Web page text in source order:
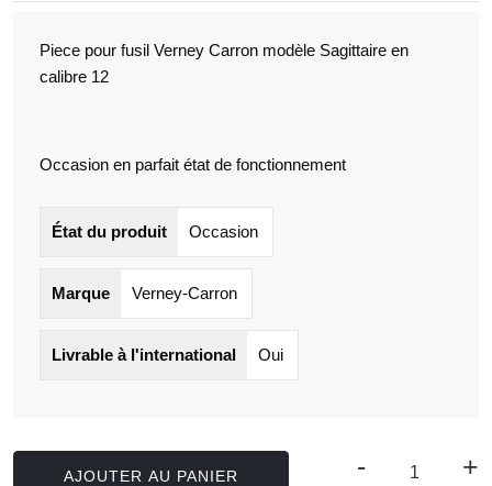
Piece pour fusil Verney Carron modèle Sagittaire en
calibre 12
Occasion en parfait état de fonctionnement
État du produit Occasion
Marque Verney-Carron
Livrable à l'international Oui
AJOUTER AU PANIER - +